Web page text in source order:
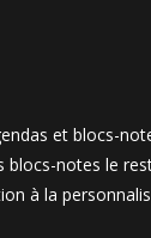
et blocs-
notes le
à la